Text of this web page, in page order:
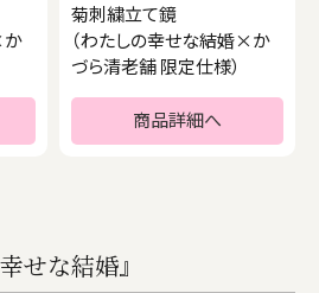
か
菊刺繍立て鏡
（わたしの幸せな結婚×か
づら清老舗 限定仕様）
商品詳細へ
せな結婚』